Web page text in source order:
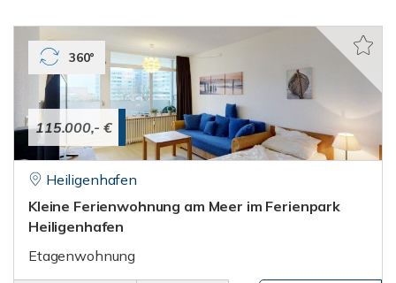
115.000,- €
360°
Heiligenhafen
Kleine Ferienwohnung am Meer im Ferienpark
Heiligenhafen
Etagenwohnung